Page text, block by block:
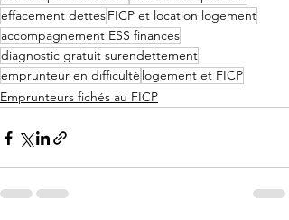
effacement dettesFICP et location logement
accompagnement ESS finances
diagnostic gratuit surendettement
emprunteur en difficulté logement et FICP
Emprunteurs fichés au FICP